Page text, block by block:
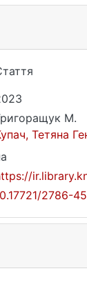
М.
Тетяна
2786-